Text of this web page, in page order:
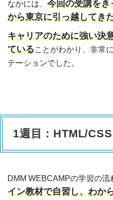
なかには、 今回の受講を
から東京に引っ越してき
キャリアのために強い決
ていることがわかり、非常
テーションでした。
1週目：HTML/
DMM WEBCAMPの学習の流
イン教材で自習し、わか